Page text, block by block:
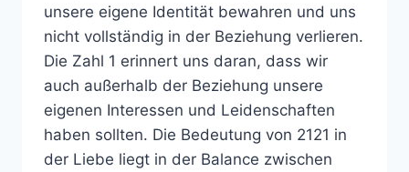
unsere eigene Identität bewahren und uns
nicht vollständig in der Beziehung verlieren.
Die Zahl 1 erinnert uns daran, dass wir
auch außerhalb der Beziehung unsere
eigenen Interessen und Leidenschaften
haben sollten. Die Bedeutung von 2121 in
der Liebe liegt in der Balance zwischen